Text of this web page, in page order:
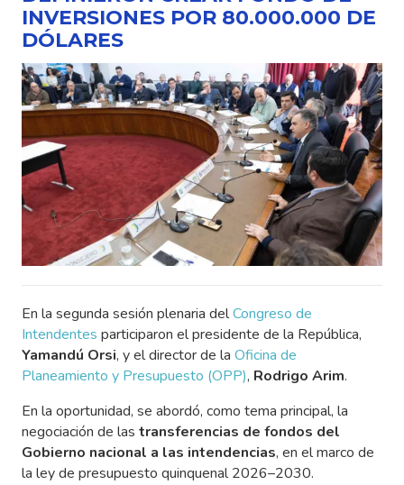
INVERSIONES POR 80.000.000 DE
DÓLARES
En la segunda sesión plenaria delCongreso de
Intendentes participaron el presidente de la República,
Yamandú Orsi, y el director de la Oficina de
Planeamiento y Presupuesto (OPP), Rodrigo Arim.
En la oportunidad, se abordó, como tema principal, la
negociación de las transferencias de fondos del
Gobierno nacional a las intendencias, en el marco de
la ley de presupuesto quinquenal 2026–2030.